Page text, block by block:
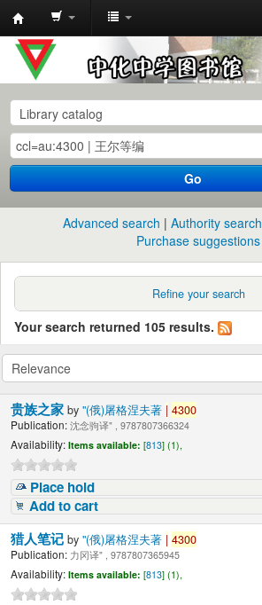
中
化
中
学
图
书
馆
目
Go
Advanced search Authority search
Purchase suggestions
Refine your search
Your search returned 105 results.
贵族之家by"(俄)屠格涅夫著 | 4300
Publication: 沈念驹译" , 9787807366324
Availability: Items available: [813] (1),
Place hold
Add to cart
猎人笔记by"(俄)屠格涅夫著 | 4300
Publication: 力冈译" , 9787807365945
Availability: Items available: [813] (1),